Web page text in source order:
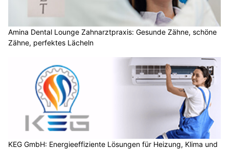
Amina Dental Lounge Zahnarztpraxis: Gesunde Zähne, schöne
Zähne, perfektes Lächeln
KEG GmbH: Energieeffiziente Lösungen für Heizung, Klima und